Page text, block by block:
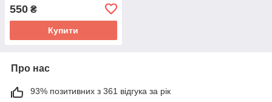
550 ₴
Купити
Про нас
93% позитивних з 361 відгука за рік